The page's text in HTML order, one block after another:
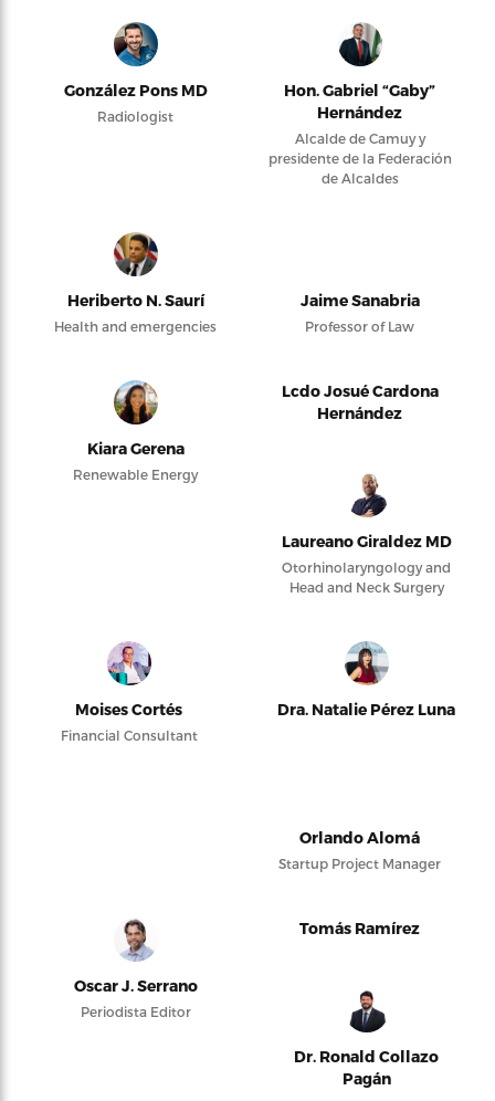
González Pons MD
Radiologist
Hon. Gabriel “Gaby”
Hernández
Alcalde de Camuy y
presidente de la Federación
de Alcaldes
Heriberto N. Saurí
Health and emergencies
Jaime Sanabria
Professor of Law
Kiara Gerena
Renewable Energy
Lcdo Josué Cardona
Hernández
Laureano Giraldez MD
Otorhinolaryngology and
Head and Neck Surgery
Moises Cortés
Financial Consultant
Dra. Natalie Pérez Luna
Orlando Alomá
Startup Project Manager
Oscar J. Serrano
Periodista Editor
Tomás Ramírez
Dr. Ronald Collazo
Pagán